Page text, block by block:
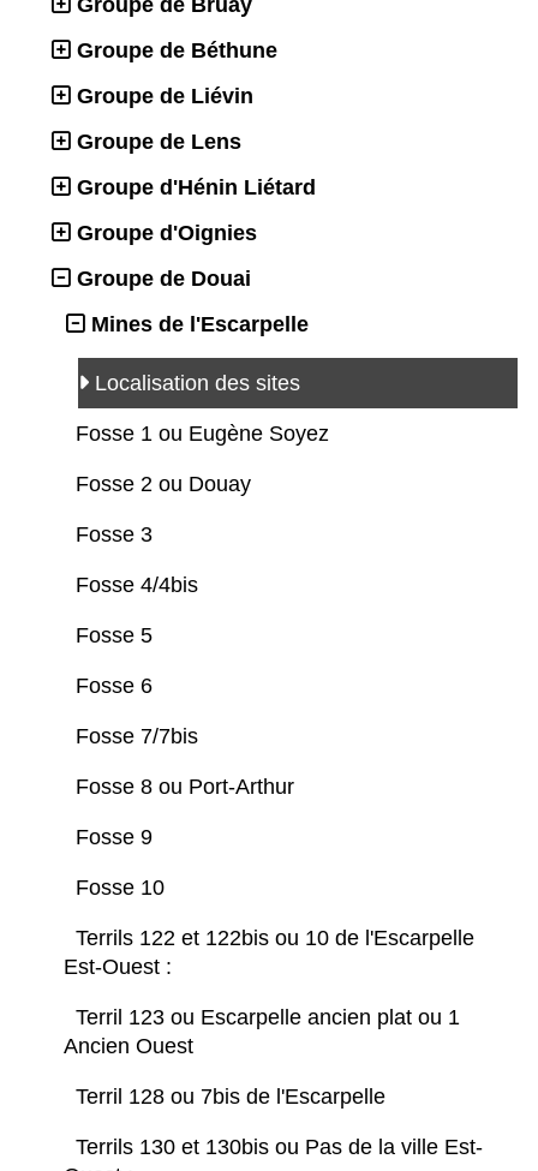
Groupe de Béthune
Groupe de Liévin
Groupe de Lens
Groupe d'Hénin Liétard
Groupe d'Oignies
Groupe de Douai
Mines de l'Escarpelle
Localisation des sites
Fosse 1 ou Eugène Soyez
Fosse 2 ou Douay
Fosse 3
Fosse 4/4bis
Fosse 5
Fosse 6
Fosse 7/7bis
Fosse 8 ou Port-Arthur
Fosse 9
Fosse 10
Terrils 122 et 122bis ou 10 de l'Escarpelle
Est-Ouest :
Terril 123 ou Escarpelle ancien plat ou 1
Ancien Ouest
Terril 128 ou 7bis de l'Escarpelle
Terrils 130 et 130bis ou Pas de la ville Est-